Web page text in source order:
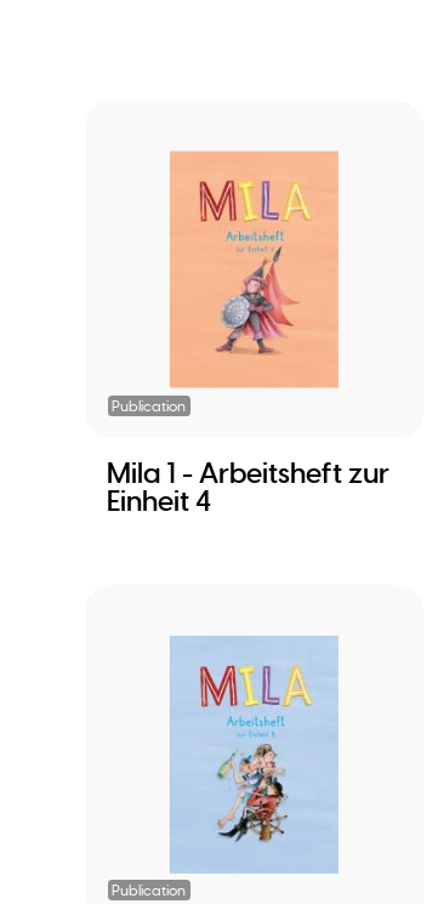
Publication
Mila 1 - Arbeitsheft zur
Einheit 4
Publication